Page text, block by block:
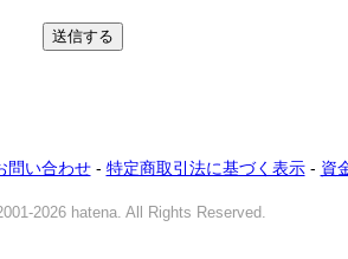
問い合わせ- 特定商取引法に基づく表示- 資
2026 hatena. All Rights Reserved.